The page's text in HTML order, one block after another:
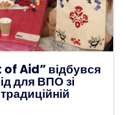
of Aid” відбувся
для ВПО зі